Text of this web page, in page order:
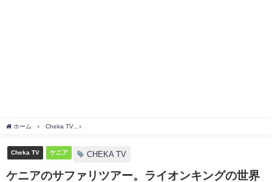
ホーム Cheka TV
Cheka TV ケニア CHEKA TV
ケニアのサファリツアー。ライオンキングの世界